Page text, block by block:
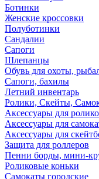
Ботинки
Женские кроссовки
Полуботинки
Сандалии
Сапоги
Шлепанцы
Обувь для охоты,
Сапоги, бахилы
Летний инвентарь
Ролики, Скейты,
Аксессуары для
Аксессуары для
Аксессуары для
Защита для роллеров
Пенни борды, мини-
Роликовые коньки
Самокаты городские